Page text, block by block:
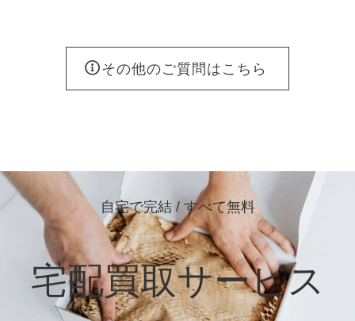
その他のご質問はこちら
自宅で完結 / すべて無料
宅配買取サービス